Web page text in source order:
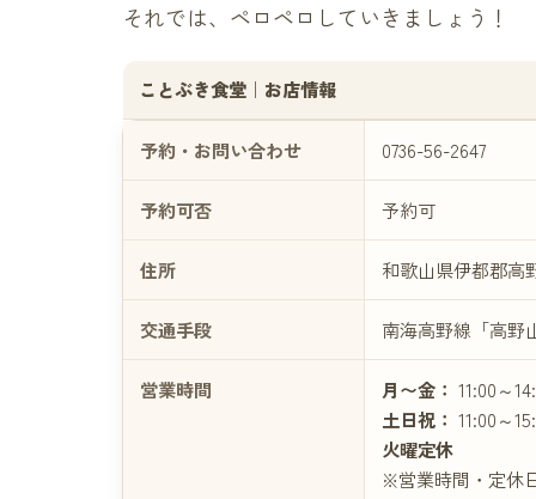
それでは、ペロペロしていきましょう！
ことぶき食堂｜お店情報
予約・お問い合わせ 0736-56-2647
予約可否 予約可
住所 和歌山県伊都郡高
交通手段 南海高野線「高野
営業時間 月〜金： 11:00～
土日祝： 11:00～
火曜定休
※営業時間・定休